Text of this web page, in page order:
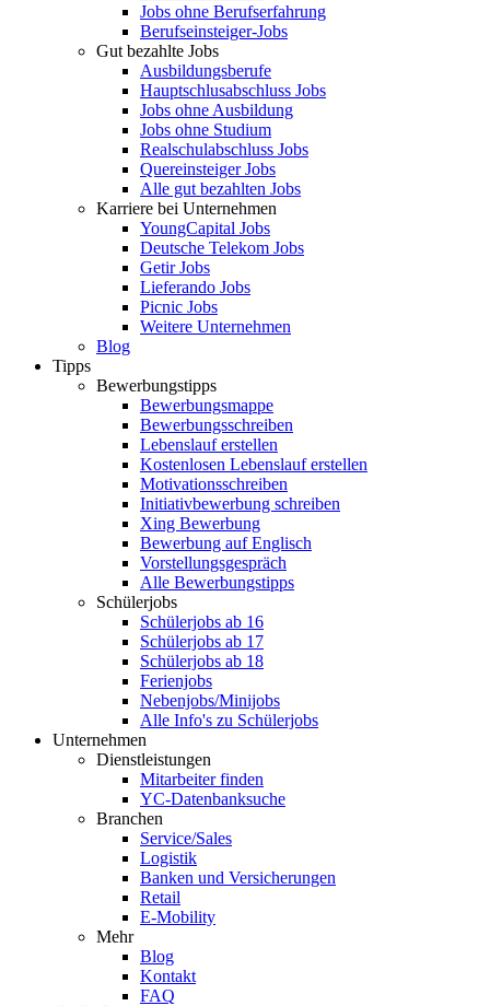
Jobs ohne Berufserfahrung
Berufseinsteiger-Jobs
Gut bezahlte Jobs
Ausbildungsberufe
Hauptschlusabschluss Jobs
Jobs ohne Ausbildung
Jobs ohne Studium
Realschulabschluss Jobs
Quereinsteiger Jobs
Alle gut bezahlten Jobs
Karriere bei Unternehmen
YoungCapital Jobs
Deutsche Telekom Jobs
Getir Jobs
Lieferando Jobs
Picnic Jobs
Weitere Unternehmen
Blog
Tipps
Bewerbungstipps
Bewerbungsmappe
Bewerbungsschreiben
Lebenslauf erstellen
Kostenlosen Lebenslauf erstellen
Motivationsschreiben
Initiativbewerbung schreiben
Xing Bewerbung
Bewerbung auf Englisch
Vorstellungsgespräch
Alle Bewerbungstipps
Schülerjobs
Schülerjobs ab 16
Schülerjobs ab 17
Schülerjobs ab 18
Ferienjobs
Nebenjobs/Minijobs
Alle Info's zu Schülerjobs
Unternehmen
Dienstleistungen
Mitarbeiter finden
YC-Datenbanksuche
Branchen
Service/Sales
Logistik
Banken und Versicherungen
Retail
E-Mobility
Mehr
Blog
Kontakt
FAQ